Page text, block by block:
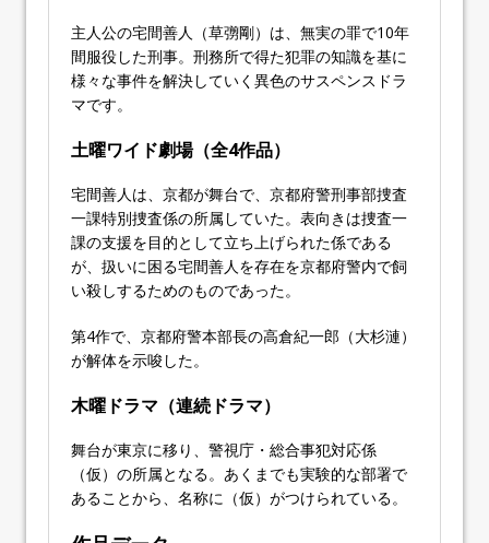
主人公の宅間善人（草彅剛）は、無実の罪で10年
間服役した刑事。刑務所で得た犯罪の知識を基に
様々な事件を解決していく異色のサスペンスドラ
マです。
土曜ワイド劇場（全4作品）
宅間善人は、京都が舞台で、京都府警刑事部捜査
一課特別捜査係の所属していた。表向きは捜査一
課の支援を目的として立ち上げられた係である
が、扱いに困る宅間善人を存在を京都府警内で飼
い殺しするためのものであった。
第4作で、京都府警本部長の高倉紀一郎（大杉漣）
が解体を示唆した。
木曜ドラマ（連続ドラマ）
舞台が東京に移り、警視庁・総合事犯対応係
（仮）の所属となる。あくまでも実験的な部署で
あることから、名称に（仮）がつけられている。